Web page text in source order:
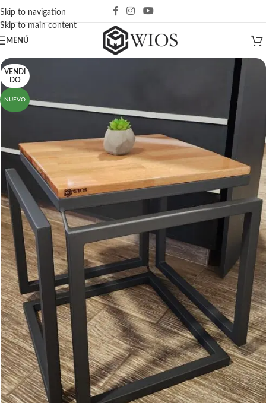
Skip to navigation
Skip to main content
MENÚ
VENDI
DO
NUEVO